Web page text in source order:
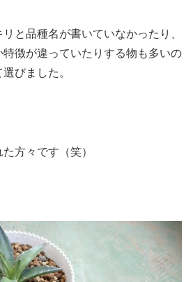
と品種名が書いていなかったり、
徴が違っていたりする物も多いの
びました。
方々です（笑）